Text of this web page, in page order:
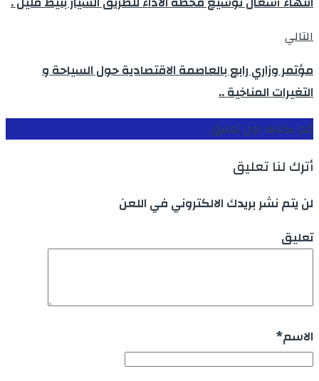
التالي
مؤتمر وزاري رابع بالعاصمة الاقتصادية حول السياحة و
التغيرات المناخية ..
قم بكتابة اول تعليق
أترك لنا تعليق
لن يتم نشر بريدك الالكتروني في اللعن
تعليق
الاسم*